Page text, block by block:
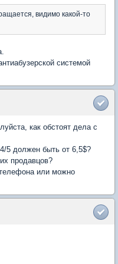
видимо какой-то
системой
как обстоят дела с
5 должен быть от 6,5$?
продавцов?
или можно